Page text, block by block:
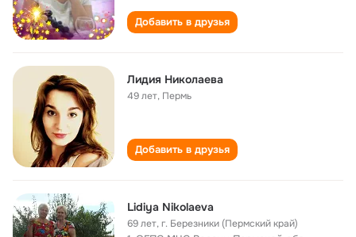
Добавить в друзья
Лидия Николаева
49 лет, Пермь
Добавить в друзья
Lidiya Nikolaeva
69 лет,г. Березники (Пермский край)